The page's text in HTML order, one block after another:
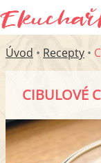
Úvod • Recepty •
CIBULOVÉ